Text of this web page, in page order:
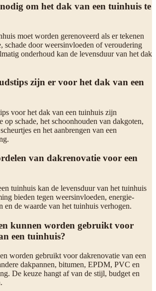
om het dak van een tuinhuis te
moet worden gerenoveerd als er tekenen
schade door weersinvloeden of veroudering
onderhoud kan de levensduur van het dak
zijn er voor het dak van een
voor het dak van een tuinhuis zijn
op schade, het schoonhouden van dakgoten,
en het aanbrengen van een
van dakrenovatie voor een
tuinhuis kan de levensduur van het tuinhuis
bieden tegen weersinvloeden, energie-
en de waarde van het tuinhuis verhogen.
kunnen worden gebruikt voor
een tuinhuis?
worden gebruikt voor dakrenovatie van een
dakpannen, bitumen, EPDM, PVC en
De keuze hangt af van de stijl, budget en